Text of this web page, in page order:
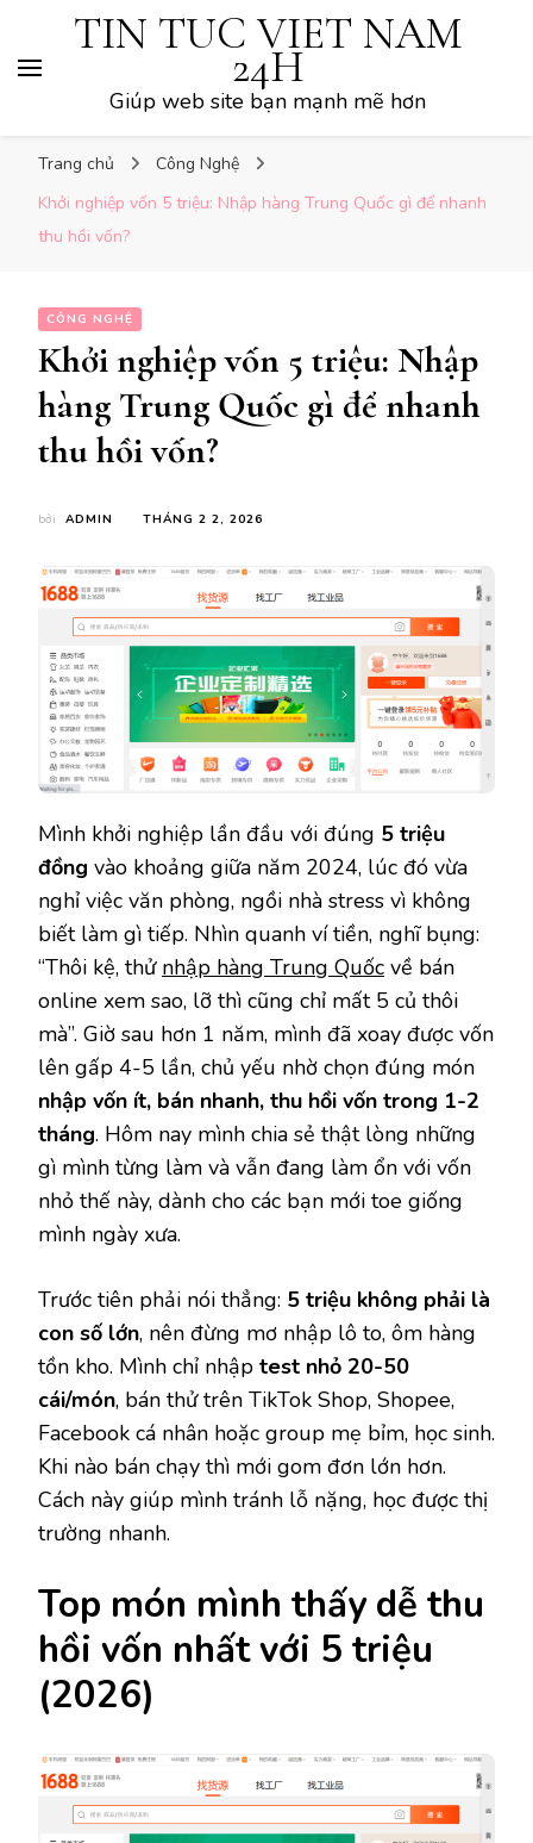
TIN TUC VIET NAM
24H
Giúp web site bạn mạnh mẽ hơn
Trang chủ
Công Nghệ
Khởi nghiệp vốn 5 triệu: Nhập hàng Trung Quốc gì để nhanh
thu hồi vốn?
CÔNG NGHỆ
Khởi nghiệp vốn 5 triệu: Nhập
hàng Trung Quốc gì để nhanh
thu hồi vốn?
bởi ADMIN THÁNG 2 2, 2026
Mình khởi nghiệp lần đầu với đúng 5 triệu
đồng vào khoảng giữa năm 2024, lúc đó vừa
nghỉ việc văn phòng, ngồi nhà stress vì không
biết làm gì tiếp. Nhìn quanh ví tiền, nghĩ bụng:
“Thôi kệ, thử nhập hàng Trung Quốc về bán
online xem sao, lỡ thì cũng chỉ mất 5 củ thôi
mà”. Giờ sau hơn 1 năm, mình đã xoay được vốn
lên gấp 4-5 lần, chủ yếu nhờ chọn đúng món
nhập vốn ít, bán nhanh, thu hồi vốn trong 1-2
tháng. Hôm nay mình chia sẻ thật lòng những
gì mình từng làm và vẫn đang làm ổn với vốn
nhỏ thế này, dành cho các bạn mới toe giống
mình ngày xưa.
Trước tiên phải nói thẳng: 5 triệu không phải là
con số lớn, nên đừng mơ nhập lô to, ôm hàng
tồn kho. Mình chỉ nhập test nhỏ 20-50
cái/món, bán thử trên TikTok Shop, Shopee,
Facebook cá nhân hoặc group mẹ bỉm, học sinh.
Khi nào bán chạy thì mới gom đơn lớn hơn.
Cách này giúp mình tránh lỗ nặng, học được thị
trường nhanh.
Top món mình thấy dễ thu
hồi vốn nhất với 5 triệu
(2026)